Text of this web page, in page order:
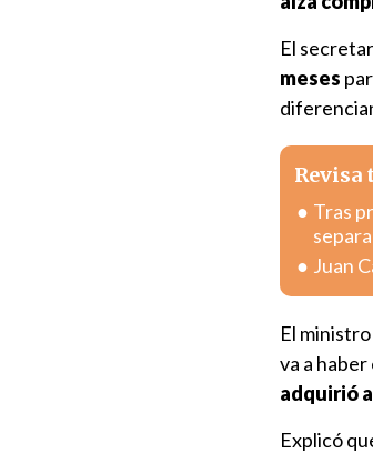
El
meses
Revisa
Tras
Juan
El
va a
adquirió
Explicó